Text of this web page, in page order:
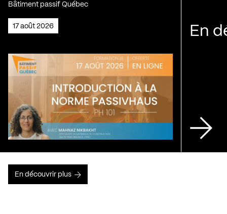
Bâtiment passif Québec
17 août 2026 En
En découvrir plus